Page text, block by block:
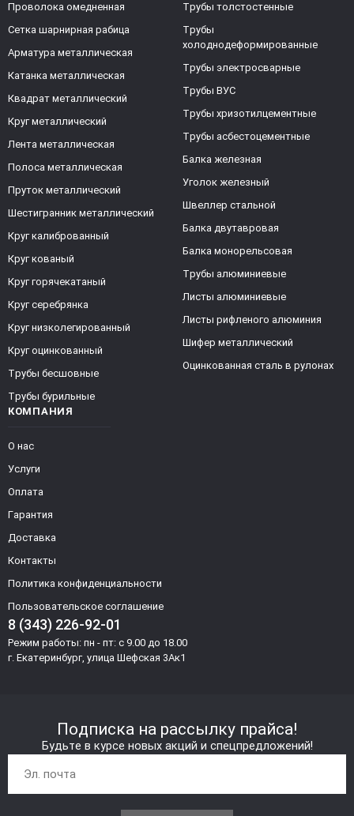
КОМПАНИЯ
О нас
Услуги
Оплата
Гарантия
Доставка
Контакты
Политика конфиденциальности
Пользовательское соглашение
8 (343) 226-92-01
Режим работы: пн - пт: с 9.00 до 18.00
г. Екатеринбург, улица Шефская 3Ак1
Проволока омедненная
Сетка шарнирная рабица
Арматура металлическая
Катанка металлическая
Квадрат металлический
Круг металлический
Лента металлическая
Полоса металлическая
Пруток металлический
Шестигранник металлический
Круг калиброванный
Круг кованый
Круг горячекатаный
Круг серебрянка
Круг низколегированный
Круг оцинкованный
Трубы бесшовные
Трубы бурильные
Трубы толстостенные
Трубы
холоднодеформированные
Трубы электросварные
Трубы ВУС
Трубы хризотилцементные
Трубы асбестоцементные
Балка железная
Уголок железный
Швеллер стальной
Балка двутавровая
Балка монорельсовая
Трубы алюминиевые
Листы алюминиевые
Листы рифленого алюминия
Шифер металлический
Оцинкованная сталь в рулонах
Подписка на рассылку прайса!
Будьте в курсе новых акций и спецпредложений!